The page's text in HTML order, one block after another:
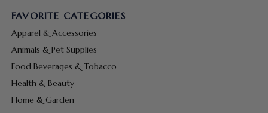
FAVORITE CATEGORIES
Apparel & Accessories
Animals & Pet Supplies
Food Beverages & Tobacco
Health & Beauty
Home & Garden